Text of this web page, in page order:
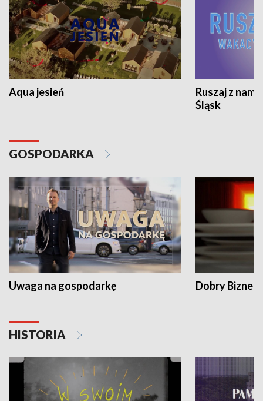
Aqua jesień
Ruszaj z
Śląsk
GOSPODARKA
Uwaga na gospodarkę Dobry Biznes
HISTORIA